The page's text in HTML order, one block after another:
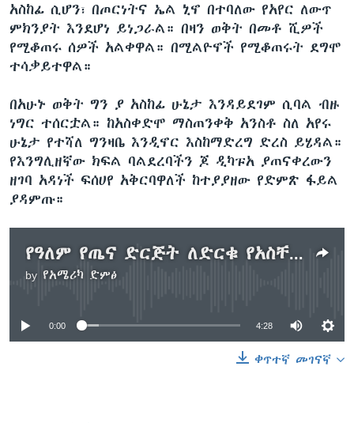
አስከፊ ሲሆን፣ በጦርነትና ኤል ኒኖ በተባለው የአየር ለውጥ
ምክንያት እንደሆነ ይነጋራል። በዛን ወቅት በመቶ ሺዎች
የሚቆጠሩ ሰዎች አልቀዋል። በሚልዮኖች የሚቆጠሩት ደግሞ
ተሳቃይተዋል።
በአሁኑ ወቅት ግን ያ አስከፊ ሁኔታ እንዳይደገም ሲባል ብዙ
ነግር ተሰርቷል። ከአስቀድሞ ማስጠንቀቅ አንስቶ ስለ አየሩ
ሁኔታ የተሻለ ግንዛቤ እንዲኖር እስከማድረግ ድረስ ይሄዳል።
የእንግሊዘኛው ክፍል ባልደረባችን ጆ ዲካፑአ ያጠናቀረውን
ዘገባ አዳነች ፍሰሀየ አቅርባዋለች ከተያያዘው የድምጽ ፋይል
ያዳምጡ።
የዓለም የጤና ድርጅት ለድርቁ የአስቸኳይ ጊዜ ምላሽ ቡድን መደበ
by የአሜሪካ ድምፅ
No media source currently available
0:00 4:28
ቀጥተኛ መገናኛ